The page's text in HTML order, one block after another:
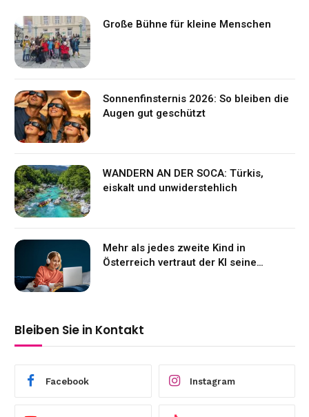
Große Bühne für kleine Menschen
Sonnenfinsternis 2026: So bleiben die
Augen gut geschützt
WANDERN AN DER SOCA: Türkis,
eiskalt und unwiderstehlich
Mehr als jedes zweite Kind in
Österreich vertraut der KI seine
Bleiben Sie in Kontakt
Facebook Instagram